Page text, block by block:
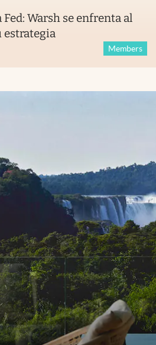
Fed: Warsh se enfrenta al
estrategia
Members